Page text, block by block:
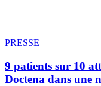
PRESSE
9 patients sur 10
Doctena dans une